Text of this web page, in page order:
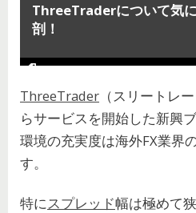
ThreeTraderについて気
剖！
ThreeTrader （スリートレ
らサービスを開始した新興
環境の充実度は海外FX業界
す。
特にスプレッド幅は極めて